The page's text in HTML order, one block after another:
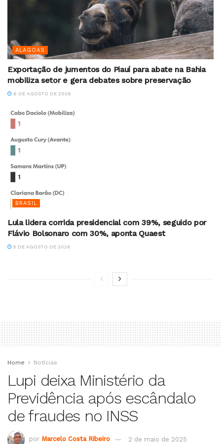
ALAGOAS
Exportação de jumentos do Piauí para abate na Bahia
mobiliza setor e gera debates sobre preservação
6 DE AGOSTO DE 2026
BRASIL
Lula lidera corrida presidencial com 39%, seguido por
Flávio Bolsonaro com 30%, aponta Quaest
5 DE AGOSTO DE 2026
Home Notícias
Lupi deixa Ministério da
Previdência após escândalo
de fraudes no INSS
por Marcelo Costa Ribeiro 2 de maio de 2025